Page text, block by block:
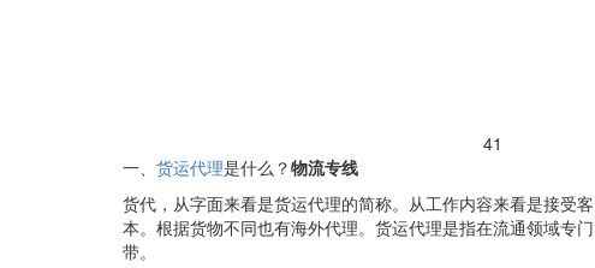
41
一、 货运代理是什么？物流专线
货代，从字面来看是货运代理的简称。从工作内容来看是接受
本。根据货物不同也有海外代理。货运代理是指在流通领域专
带。